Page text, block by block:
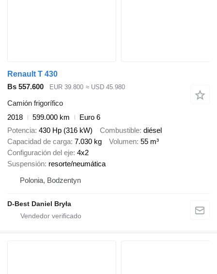
Renault T 430
Bs 557.600
EUR 39.800 ≈ USD 45.980
Camión frigorífico
2018
599.000 km
Euro 6
Potencia 430 Hp (316 kW) Combustible diésel
Capacidad de carga 7.030 kg Volumen 55 m³
Configuración del eje 4x2
Suspensión resorte/neumática
Polonia, Bodzentyn
D-Best Daniel Bryła